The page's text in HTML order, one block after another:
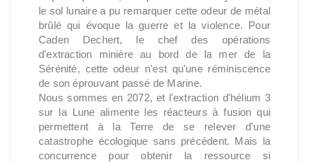
le sol lunaire a pu remarquer cette odeur de métal
brûlé qui évoque la guerre et la violence. Pour
Caden Dechert, le chef des opérations
d'extraction minière au bord de la mer de la
Sérénité, cette odeur n'est qu'une réminiscence
de son éprouvant passé de Marine.
Nous sommes en 2072, et l'extraction d'hélium 3
sur la Lune alimente les réacteurs à fusion qui
permettent à la Terre de se relever d'une
catastrophe écologique sans précédent. Mais la
concurrence pour obtenir la ressource si